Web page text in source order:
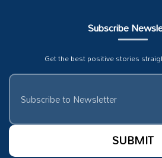
Subscribe
Get the best positive stories